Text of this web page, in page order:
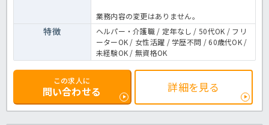
業務内容の変更はありません。
特徴
ヘルパー・介護職 / 定年なし / 50代OK / フリ
ーターOK / 女性活躍 / 学歴不問 / 60歳代OK /
未経験OK / 無資格OK
この求人に
問い合わせる 詳細を見る